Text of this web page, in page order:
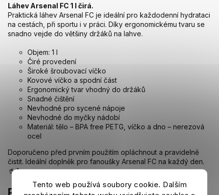
Tento web používá soubory cookie. Dalším
Láhev Arsenal FC 1 l čirá.
Praktická láhev Arsenal FC je ideální pro každodenní hydrataci
na cestách, při sportu i v práci. Díky ergonomickému tvaru se
snadno vejde do většiny držáků na lahve.
Objem: 1 l
Čiré provedení
Široké šroubovací víčko
Kovové víčko a spodní část
Ergonomický tvar vhodný do držáků
Snadné čištění
Nevhodné pro sycené nápoje
Nevhodné do myčky nádobí
Materiál: tělo – BPA free PETG, víčko a dno – nerezová
ocel
Doporučeno před prvním použitím opláchnout a pravidelně
čistit. Ideální doplněk pro fanoušky Arsenal FC na každý den.
🥤⚽
Parametry